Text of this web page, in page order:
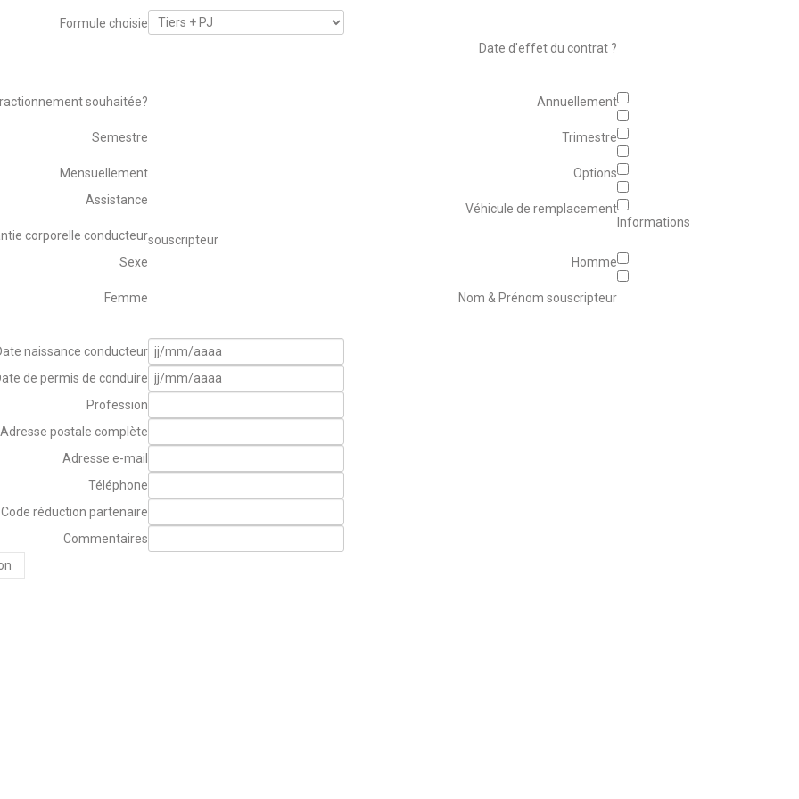
Formule choisie
Date d'effet du contrat ?
souhaitée? Annuellement
Semestre Trimestre
Mensuellement
Options
Assistance
Véhicule de remplacement
corporelle conducteur
Informations
souscripteur
Sexe
Homme
Femme Nom & Prénom souscripteur
naissance conducteur
de permis de conduire
Profession
Adresse postale complète
Adresse e-mail
Téléphone
Code réduction partenaire
Commentaires